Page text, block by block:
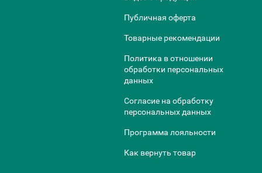
Публичная оферта
Товарные рекомендации
Политика в отношении
обработки персональных
данных
Согласие на обработку
персональных данных
Программа лояльности
Как вернуть товар